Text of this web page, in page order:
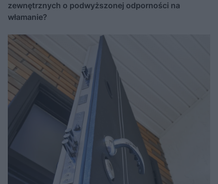
zewnętrznych o podwyższonej odporności na
włamanie?